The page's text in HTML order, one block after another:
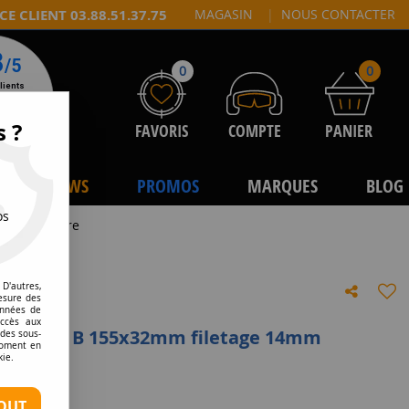
CLIENT 03.88.51.37.75 MAGASIN | NOUS CONTACTER
0
FAVORIS COMPTE
0
PANIER
NEWS PROMOS MARQUES BLOG
antihoraire
Type B 155x32mm filetage 14mm
avis !
?
des
de
aux
sous-
en